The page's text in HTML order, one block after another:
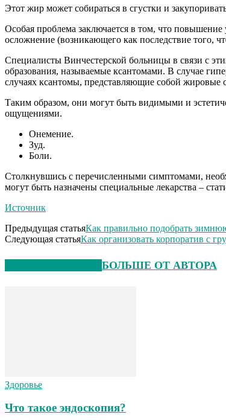
Этот жир может собираться в сгустки и
Особая проблема заключается в том, что повышение
осложнение (возникающего как последствие того,
Специалисты Винчестерской больницы в связи с
образования, называемые ксантомами. В случае
случаях ксантомы, представляющие собой жировые
Таким образом, они могут быть видимыми и
ощущениями.
Онемение.
Зуд.
Боли.
Столкнувшись с перечисленными симптомами,
могут быть назначены специальные лекарства –
Источник
Предыдущая статьяКак правильно подобрать
Следующая статьяКак организовать корпоратив с
БОЛЬШЕ ОТ АВТОРА
Здоровье
Что такое эндоскопия?